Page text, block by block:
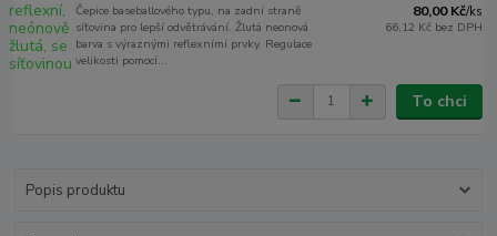
Čepice baseballového typu, na zadní straně
síťovina pro lepší odvětrávání. Žlutá neonová
barva s výraznými reflexními prvky. Regulace
velikosti pomocí...
80,00 Kč/ks
66,12 Kč bez DPH
To chci
Popis produktu